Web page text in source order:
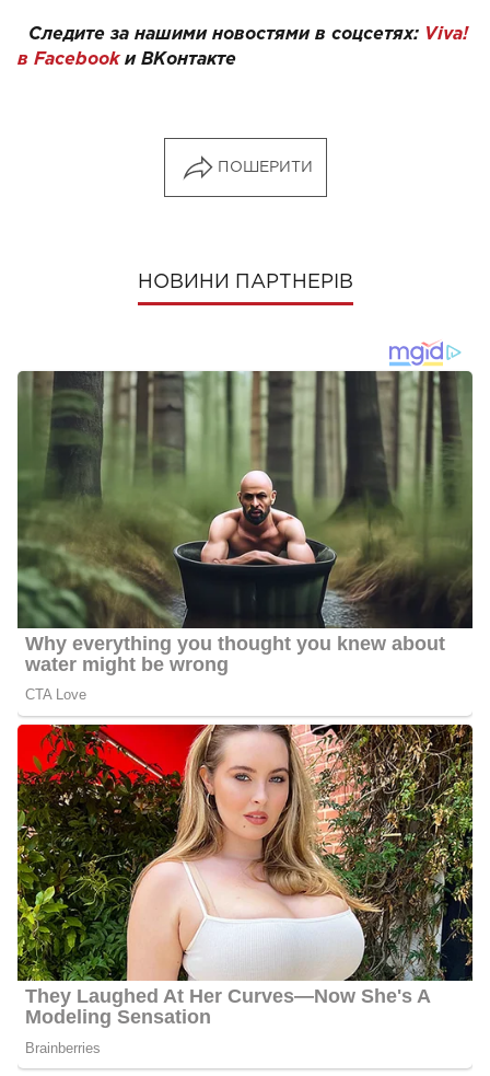
Следите за нашими новостями в соцсетях: Viva!
в Facebookи ВКонтакте
ПОШЕРИТИ
НОВИНИ ПАРТНЕРІВ